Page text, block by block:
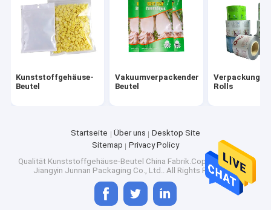
Kunststoffgehäuse-
Beutel
Vakuumverpackender
Beutel
Rolls
Startseite Über uns
Desktop Site
Sitemap
Privacy Policy
Qualität Kunststoffgehäuse-Beutel China Fabrik.Copyright © 2026
Jiangyin Junnan Packaging Co., Ltd.. All Rights Reserved.